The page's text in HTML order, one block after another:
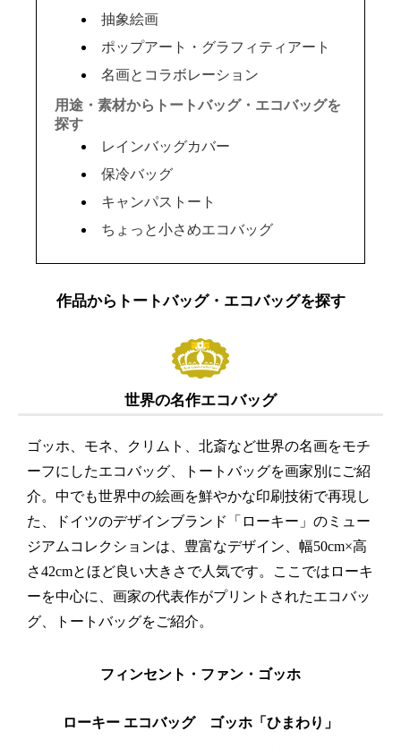
抽象絵画
ポップアート・グラフィティアート
名画とコラボレーション
用途・素材からトートバッグ・エコバッグを
探す
レインバッグカバー
保冷バッグ
キャンパストート
ちょっと小さめエコバッグ
作品からトートバッグ・エコバッグを探す
世界の名作エコバッグ
ゴッホ、モネ、クリムト、北斎など世界の名画をモチ
ーフにしたエコバッグ、トートバッグを画家別にご紹
介。中でも世界中の絵画を鮮やかな印刷技術で再現し
た、ドイツのデザインブランド「ローキー」のミュー
ジアムコレクションは、豊富なデザイン、幅50cm×高
さ42cmとほど良い大きさで人気です。ここではローキ
ーを中心に、画家の代表作がプリントされたエコバッ
グ、トートバッグをご紹介。
フィンセント・ファン・ゴッホ
ローキー エコバッグ ゴッホ「ひまわり」